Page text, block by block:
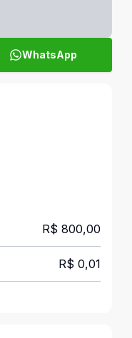
WhatsApp
R$ 800,00
R$ 0,01